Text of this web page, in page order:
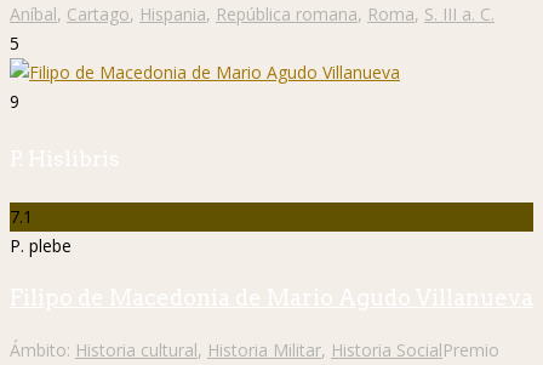
Aníbal, Cartago, Hispania, República romana, Roma, S. III a. C.
5
9
P. Hislibris
7.1
P. plebe
Filipo de Macedonia de Mario Agudo Villanueva
Ámbito: Historia cultural, Historia Militar, Historia SocialPremio